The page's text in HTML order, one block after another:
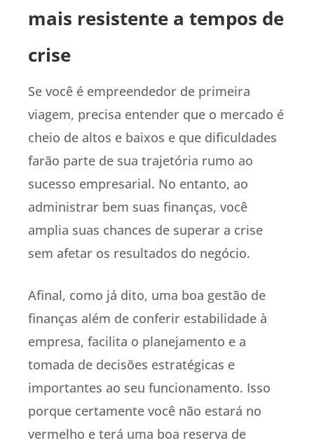
mais resistente a tempos de
crise
Se você é empreendedor de primeira
viagem, precisa entender que o mercado é
cheio de altos e baixos e que dificuldades
farão parte de sua trajetória rumo ao
sucesso empresarial. No entanto, ao
administrar bem suas finanças, você
amplia suas chances de superar a crise
sem afetar os resultados do negócio.
Afinal, como já dito, uma boa gestão de
finanças além de conferir estabilidade à
empresa, facilita o planejamento e a
tomada de decisões estratégicas e
importantes ao seu funcionamento. Isso
porque certamente você não estará no
vermelho e terá uma boa reserva de